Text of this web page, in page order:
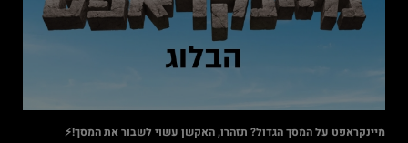
מיינקראפט על המסך הגדול? תזהרו, האקשן עשוי לשבור את המסך!⚡